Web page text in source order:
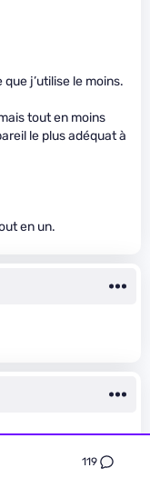
119
j’utilise le moins.
tout en moins
le plus adéquat à
en un.
peu encombrant.
boulot j’ai un